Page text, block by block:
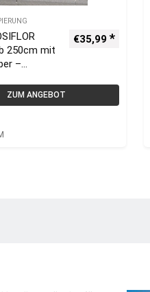
250cm mit
–
€35,99
ZUM ANGEBOT